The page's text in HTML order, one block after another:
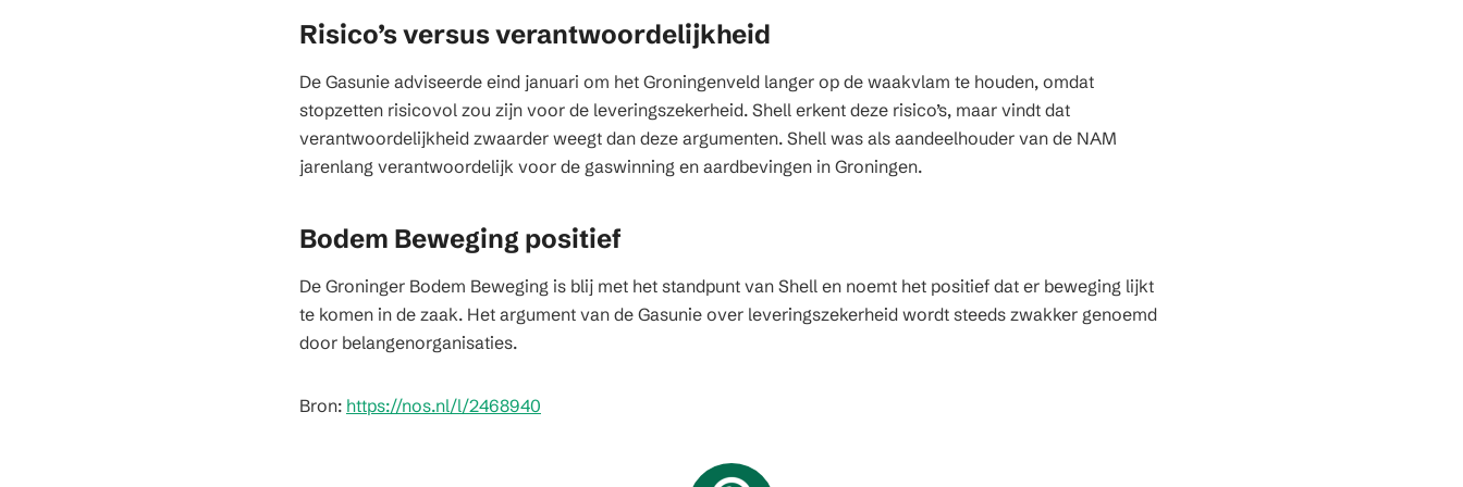
Risico’s versus verantwoordelijkheid
De Gasunie adviseerde eind januari om het Groningenveld langer op de waakvlam te houden, omdat
stopzetten risicovol zou zijn voor de leveringszekerheid. Shell erkent deze risico’s, maar vindt dat
verantwoordelijkheid zwaarder weegt dan deze argumenten. Shell was als aandeelhouder van de NAM
jarenlang verantwoordelijk voor de gaswinning en aardbevingen in Groningen.
Bodem Beweging positief
De Groninger Bodem Beweging is blij met het standpunt van Shell en noemt het positief dat er beweging lijkt
te komen in de zaak. Het argument van de Gasunie over leveringszekerheid wordt steeds zwakker genoemd
door belangenorganisaties.
Bron: https://nos.nl/l/2468940